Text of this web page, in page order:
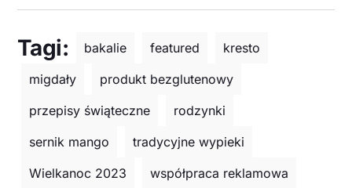
Tagi: bakalie featured
kresto
migdały
produkt bezglutenowy
przepisy świąteczne
rodzynki
sernik mango
tradycyjne wypieki
Wielkanoc 2023
współpraca reklamowa